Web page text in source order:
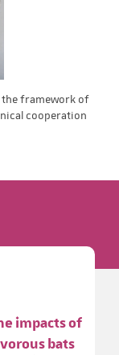
the framework of
cooperation
impacts of
bats